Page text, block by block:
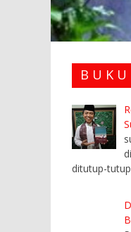
B U K U
ditutup-